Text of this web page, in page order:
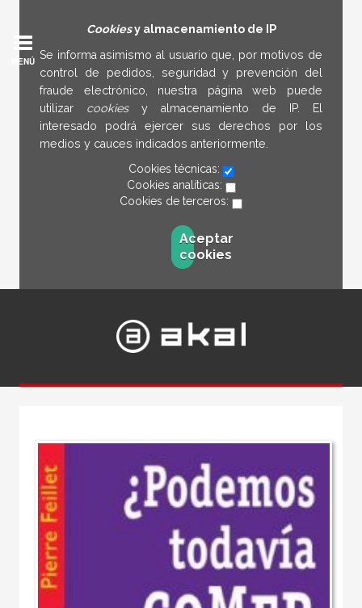
Cookiesy almacenamiento de IP
Se informa asimismo al usuario que, por motivos de
control de pedidos, seguridad y prevención del
fraude electrónico, nuestra página web puede
utilizar cookies y almacenamiento de IP. El
interesado podrá ejercer sus derechos por los
medios y cauces indicados anteriormente.
Cookies técnicas:
Cookies analíticas:
Cookies de terceros:
Aceptar
cookies
MENÚ